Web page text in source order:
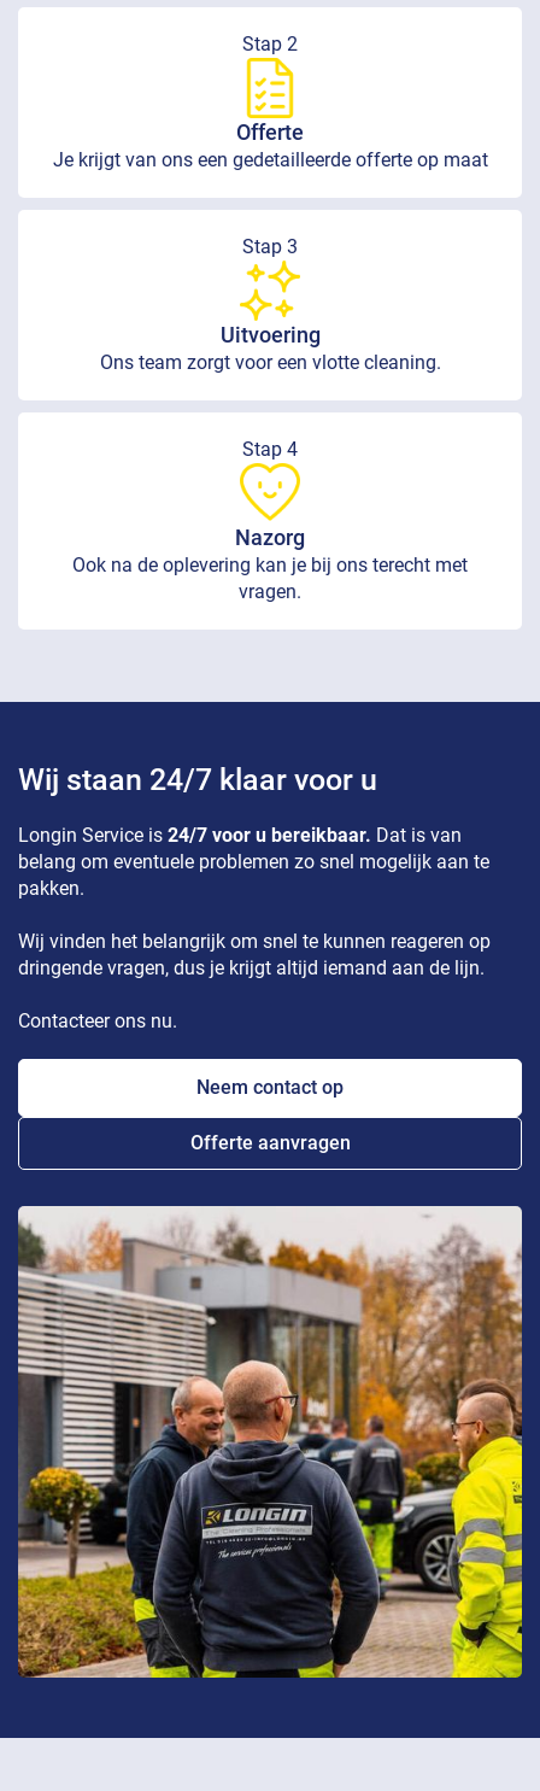
Stap 2
Offerte
Je krijgt van ons een gedetailleerde offerte op maat
Stap 3
Uitvoering
Ons team zorgt voor een vlotte cleaning.
Stap 4
Nazorg
Ook na de oplevering kan je bij ons terecht met
vragen.
Wij staan 24/7 klaar voor u
Longin Service is 24/7 voor u bereikbaar. Dat is van
belang om eventuele problemen zo snel mogelijk aan te
pakken.
Wij vinden het belangrijk om snel te kunnen reageren op
dringende vragen, dus je krijgt altijd iemand aan de lijn.
Contacteer ons nu.
Neem contact op
Offerte aanvragen